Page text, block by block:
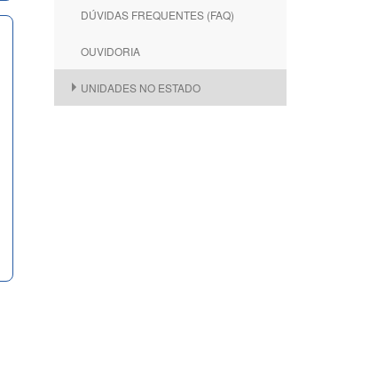
DÚVIDAS FREQUENTES (FAQ)
OUVIDORIA
UNIDADES NO ESTADO